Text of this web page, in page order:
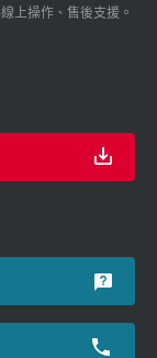
上操作、售後支援。